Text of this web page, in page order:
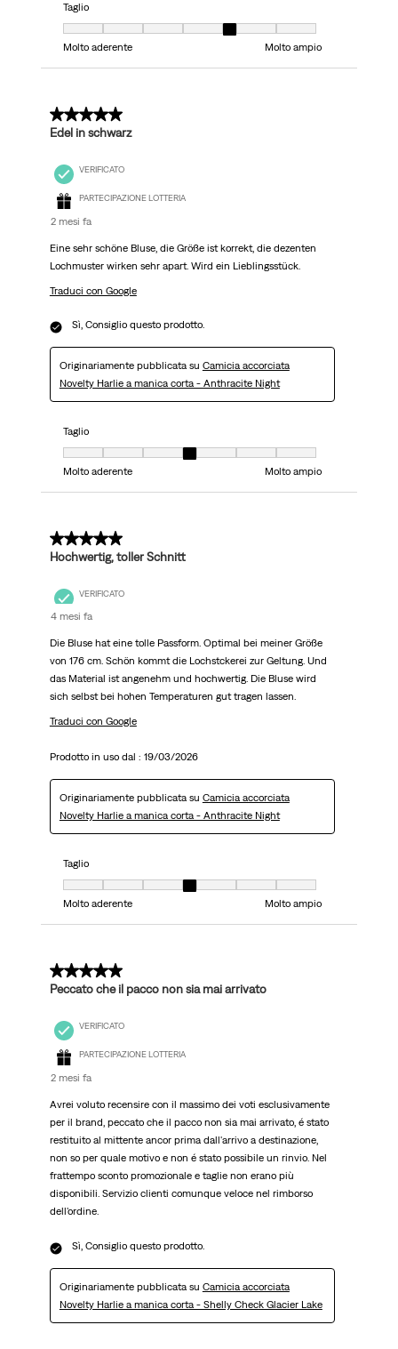
Taglio
Taglio, 5 su 7, dove 1 è uguale a Molto aderente e 7 è uguale a Molto
Molto aderente
Molto ampio
5 su 5 stelle.
Edel in schwarz
VERIFICATO
PARTECIPAZIONE LOTTERIA
2 mesi fa
Eine sehr schöne Bluse, die Größe ist korrekt, die dezenten
Lochmuster wirken sehr apart. Wird ein Lieblingsstück.
Traduci con Google
Sì, Consiglio questo prodotto.
Originariamente pubblicata su Camicia accorciata
Novelty Harlie a manica corta - Anthracite Night
Taglio
Taglio, 4 su 7, dove 1 è uguale a Molto aderente e 7 è uguale a Molto
Molto aderente
Molto ampio
5 su 5 stelle.
Hochwertig, toller Schnitt
VERIFICATO
4 mesi fa
Die Bluse hat eine tolle Passform. Optimal bei meiner Größe
von 176 cm. Schön kommt die Lochstckerei zur Geltung. Und
das Material ist angenehm und hochwertig. Die Bluse wird
sich selbst bei hohen Temperaturen gut tragen lassen.
Traduci con Google
Prodotto in uso dal : 19/03/2026
Originariamente pubblicata su Camicia accorciata
Novelty Harlie a manica corta - Anthracite Night
Taglio
Taglio, 4 su 7, dove 1 è uguale a Molto aderente e 7 è uguale a Molto
Molto aderente
Molto ampio
2 su 5 stelle.
Peccato che il pacco non sia mai arrivato
VERIFICATO
PARTECIPAZIONE LOTTERIA
2 mesi fa
Avrei voluto recensire con il massimo dei voti esclusivamente
per il brand, peccato che il pacco non sia mai arrivato, é stato
restituito al mittente ancor prima dall'arrivo a destinazione,
non so per quale motivo e non é stato possibile un rinvio. Nel
frattempo sconto promozionale e taglie non erano più
disponibili. Servizio clienti comunque veloce nel rimborso
dell'ordine.
Sì, Consiglio questo prodotto.
Originariamente pubblicata su Camicia accorciata
Novelty Harlie a manica corta - Shelly Check Glacier Lake